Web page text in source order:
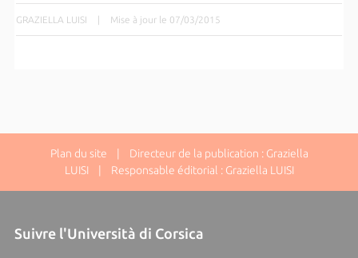
GRAZIELLA LUISI | Mise à jour le 07/03/2015
Plan du site | Directeur de la publication : Graziella
LUISI | Responsable éditorial : Graziella LUISI
Suivre l'Università di Corsica